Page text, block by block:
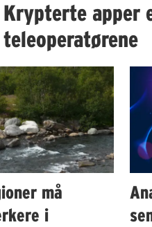
Krypterte apper
teleoperatørene
må
i